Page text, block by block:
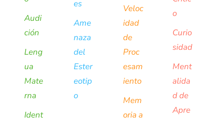
Audi
ción
Leng
ua
Mate
rna
Ident
es
Ame
naza
del
Ester
eotip
o
Veloc
idad
de
Proc
esam
iento
Mem
oria a
o
Curio
sidad
Ment
alida
d de
Apre